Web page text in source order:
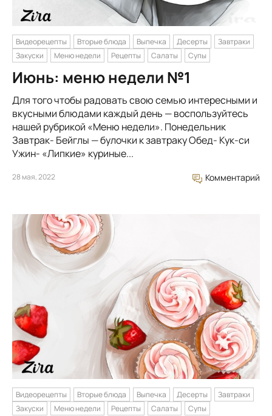
Видеорецепты Вторые блюда Выпечка Десерты
Завтраки
Закуски
Меню недели Рецепты Салаты Супы
Июнь: меню недели №1
Для того чтобы радовать свою семью интересными и
вкусными блюдами каждый день — воспользуйтесь
нашей рубрикой «Меню недели». Понедельник
Завтрак- Бейглы — булочки к завтраку Обед- Кук-си
Ужин- «Липкие» куриные...
28 мая, 2022 Комментарий
Видеорецепты Вторые блюда Выпечка Десерты
Завтраки
Закуски
Меню недели Рецепты Салаты Супы